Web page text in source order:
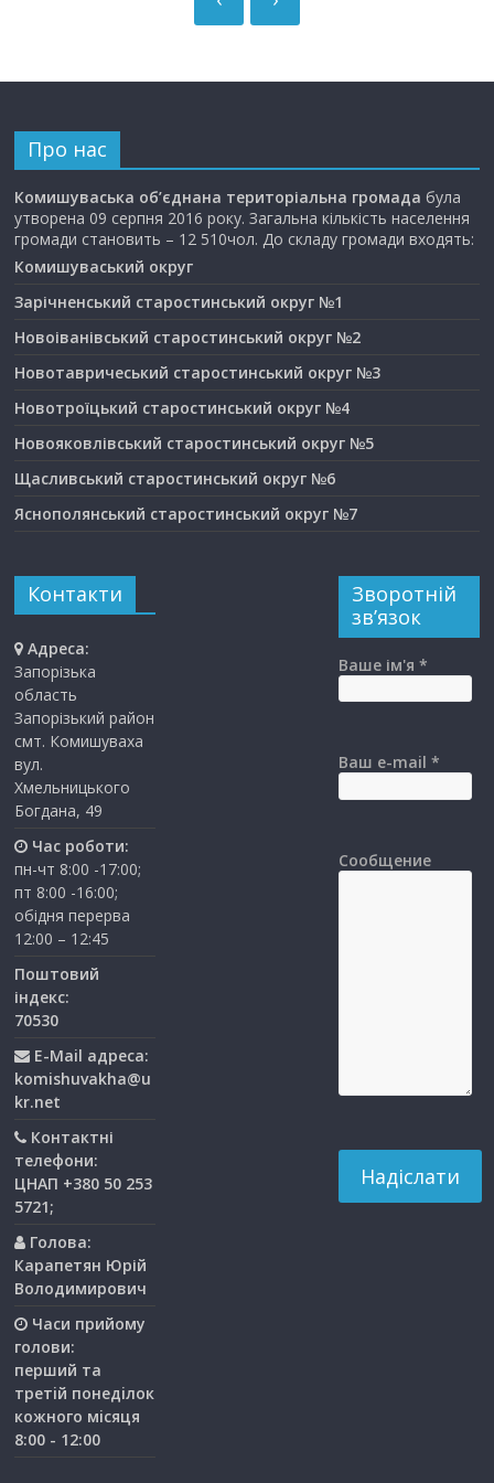
Про нас
Комишуваська об’єднана територіальна громада була
утворена 09 серпня 2016 року. Загальна кількість населення
громади становить – 12 510чол. До складу громади входять:
Комишуваський округ
Зарічненський старостинський округ №1
Новоіванівський старостинський округ №2
Новотавричеський старостинський округ №3
Новотроїцький старостинський округ №4
Новояковлівський старостинський округ №5
Щасливський старостинський округ №6
Яснополянський старостинський округ №7
Контакти
Адреса:
Запорізька
область
Запорізький район
смт. Комишуваха
вул.
Хмельницького
Богдана, 49
Час роботи:
пн-чт 8:00 -17:00;
пт 8:00 -16:00;
обідня перерва
12:00 – 12:45
Поштовий
індекс:
70530
E-Mail адреса:
komishuvakha@u
kr.net
Контактні
телефони:
ЦНАП +380 50 253
5721;
Голова:
Карапетян Юрій
Володимирович
Часи прийому
голови:
перший та
третiй понедiлок
кожного мiсяця
8:00 - 12:00
Зворотній
зв’язок
Ваше ім'я *
Ваш e-mail *
Сообщение